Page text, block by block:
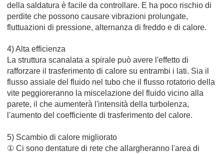
della saldatura è facile da controllare. E ha poco rischio di
perdite che possono causare vibrazioni prolungate,
fluttuazioni di pressione, alternanza di freddo e di calore.
4) Alta efficienza
La struttura scanalata a spirale può avere l'effetto di
rafforzare il trasferimento di calore su entrambi i lati. Sia il
flusso assiale del fluido nel tubo che il flusso rotatorio della
vite peggioreranno la miscelazione del fluido vicino alla
parete, il che aumenterà l'intensità della turbolenza,
l'aumento del coefficiente di trasferimento del calore.
5) Scambio di calore migliorato
① Ci sono dentature di rete che allargheranno l'area di